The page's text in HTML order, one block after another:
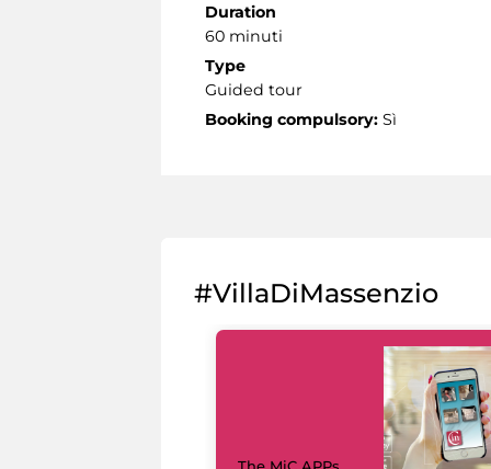
Duration
60 minuti
Type
Guided tour
Booking compulsory: Sì
#VillaDiMassenzio